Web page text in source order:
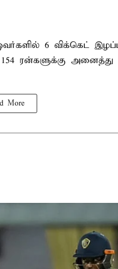
6 விக்கெட்
ரன்களுக்கு அனைத்து
More